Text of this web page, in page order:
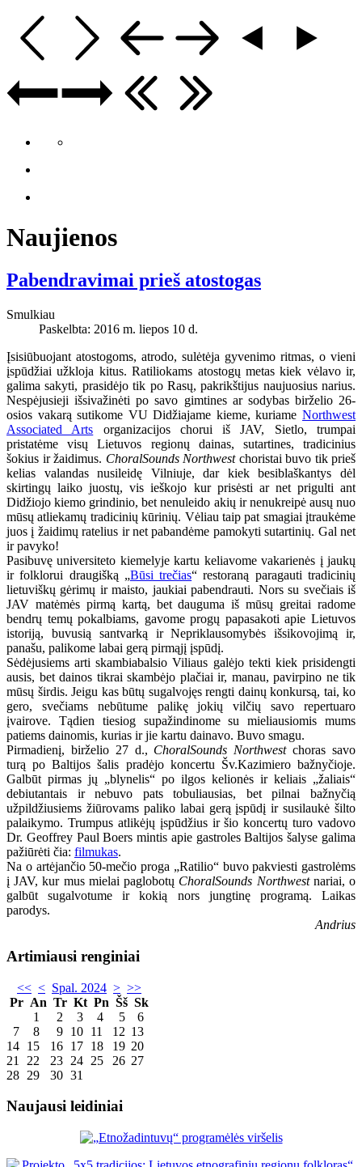
Naujienos
Pabendravimai prieš atostogas
Smulkiau
Paskelbta: 2016 m. liepos 10 d.
Įsisiūbuojant atostogoms, atrodo, sulėtėja gyvenimo ritmas, o vieni
įspūdžiai užkloja kitus. Ratiliokams atostogų metas kiek vėlavo ir,
galima sakyti, prasidėjo tik po Rasų, pakrikštijus naujuosius narius.
Nespėjusieji išsivažinėti po savo gimtines ar sodybas birželio 26-
osios vakarą sutikome VU Didžiajame kieme, kuriame Northwest
Associated Arts organizacijos chorui iš JAV, Sietlo, trumpai
pristatėme visų Lietuvos regionų dainas, sutartines, tradicinius
šokius ir žaidimus. ChoralSounds Northwestchoristai buvo tik prieš
kelias valandas nusileidę Vilniuje, dar kiek besiblaškantys dėl
skirtingų laiko juostų, vis ieškojo kur prisėsti ar net prigulti ant
Didžiojo kiemo grindinio, bet nenuleido akių ir nenukreipė ausų nuo
mūsų atliekamų tradicinių kūrinių. Vėliau taip pat smagiai įtraukėme
juos į žaidimų ratelius ir net pabandėme pamokyti sutartinių. Gal net
ir pavyko!
Pasibuvę universiteto kiemelyje kartu keliavome vakarienės į jaukų
ir folklorui draugišką „Būsi trečias“ restoraną paragauti tradicinių
lietuviškų gėrimų ir maisto, jaukiai pabendrauti. Nors su svečiais iš
JAV matėmės pirmą kartą, bet dauguma iš mūsų greitai radome
bendrų temų pokalbiams, gavome progų papasakoti apie Lietuvos
istoriją, buvusią santvarką ir Nepriklausomybės išsikovojimą ir,
panašu, palikome labai gerą pirmąjį įspūdį.
Sėdėjusiems arti skambiabalsio Viliaus galėjo tekti kiek prisidengti
ausis, bet dainos tikrai skambėjo plačiai ir, manau, pavirpino ne tik
mūsų širdis. Jeigu kas būtų sugalvojęs rengti dainų konkursą, tai, ko
gero, svečiams nebūtume palikę jokių vilčių savo repertuaro
įvairove. Tądien tiesiog supažindinome su mieliausiomis mums
patiems dainomis, kurias ir jie kartu dainavo. Buvo smagu.
Pirmadienį, birželio 27 d., ChoralSounds Northwestchoras savo
turą po Baltijos šalis pradėjo koncertu Šv.Kazimiero bažnyčioje.
Galbūt pirmas jų „blynelis“ po ilgos kelionės ir keliais „žaliais“
debiutantais ir nebuvo pats tobuliausias, bet pilnai bažnyčią
užpildžiusiems žiūrovams paliko labai gerą įspūdį ir susilaukė šilto
palaikymo. Trumpus atlikėjų įspūdžius ir šio koncertų turo vadovo
Dr. Geoffrey Paul Boers mintis apie gastroles Baltijos šalyse galima
pažiūrėti čia: filmukas.
Na o artėjančio 50-mečio proga „Ratilio“ buvo pakviesti gastrolėms
į JAV, kur mus mielai paglobotų ChoralSounds Northwestnariai, o
galbūt sugalvotume ir kokią nors jungtinę programą. Laikas
parodys.
Andrius
Artimiausi renginiai
<< < Spal. 2024 > >>
Pr An Tr Kt Pn Šš Sk
1
2 3 4 5
6
7
8 9 10 11 12 13
14 15 16 17 18 19 20
21
22 23 24 25 26 27
28 29 30 31
Naujausi leidiniai